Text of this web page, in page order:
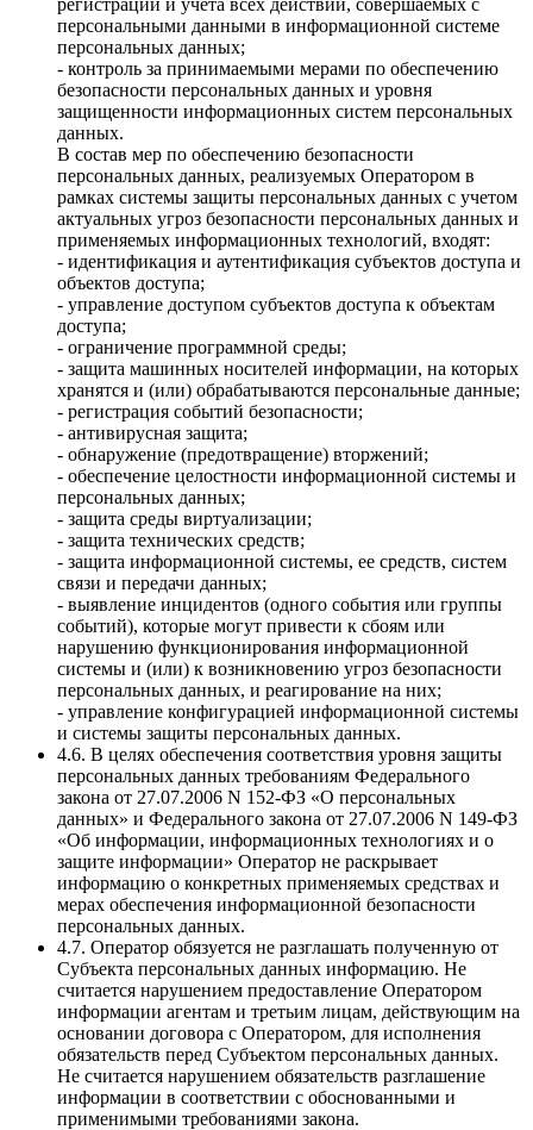
персональными данными в информационной системе
персональных данных;
- контроль за принимаемыми мерами по обеспечению
безопасности персональных данных и уровня
защищенности информационных систем персональных
данных.
В состав мер по обеспечению безопасности
персональных данных, реализуемых Оператором в
рамках системы защиты персональных данных с учетом
актуальных угроз безопасности персональных данных и
применяемых информационных технологий, входят:
- идентификация и аутентификация субъектов доступа и
объектов доступа;
- управление доступом субъектов доступа к объектам
доступа;
- ограничение программной среды;
- защита машинных носителей информации, на которых
хранятся и (или) обрабатываются персональные данные;
- регистрация событий безопасности;
- антивирусная защита;
- обнаружение (предотвращение) вторжений;
- обеспечение целостности информационной системы и
персональных данных;
- защита среды виртуализации;
- защита технических средств;
- защита информационной системы, ее средств, систем
связи и передачи данных;
- выявление инцидентов (одного события или группы
событий), которые могут привести к сбоям или
нарушению функционирования информационной
системы и (или) к возникновению угроз безопасности
персональных данных, и реагирование на них;
- управление конфигурацией информационной системы
и системы защиты персональных данных.
4.6. В целях обеспечения соответствия уровня защиты
персональных данных требованиям Федерального
закона от 27.07.2006 N 152-ФЗ «О персональных
данных» и Федерального закона от 27.07.2006 N 149-ФЗ
«Об информации, информационных технологиях и о
защите информации» Оператор не раскрывает
информацию о конкретных применяемых средствах и
мерах обеспечения информационной безопасности
персональных данных.
4.7. Оператор обязуется не разглашать полученную от
Субъекта персональных данных информацию. Не
считается нарушением предоставление Оператором
информации агентам и третьим лицам, действующим на
основании договора с Оператором, для исполнения
обязательств перед Субъектом персональных данных.
Не считается нарушением обязательств разглашение
информации в соответствии с обоснованными и
применимыми требованиями закона.